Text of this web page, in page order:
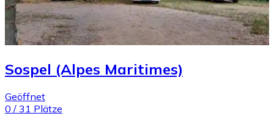
Sospel (Alpes Maritimes)
Geöffnet
0 / 31 Plätze